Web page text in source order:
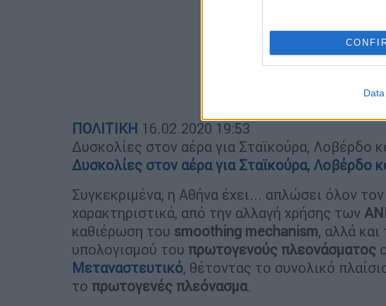
ΠΟΛΙΤΙΚΗ 16.02.2020 19:53
Δυσκολίες στον αέρα για Σταϊκούρα, Λοβέρδο
Δυσκολίες στον αέρα για Σταϊκούρα, Λοβέρδο
Συγκεκριμένα, η Αθήνα έχει... απλώσει όλον
χαρακτηριστικά, από την αλλαγή χρήσης των
καθιέρωση του smoothing mechanism, αλλά και
υπολογισμού του πρωτογενούς πλεονάσματος
Μεταναστευτικό, θέτοντας το συνολικό
το πρωτογενές πλεόνασμα.